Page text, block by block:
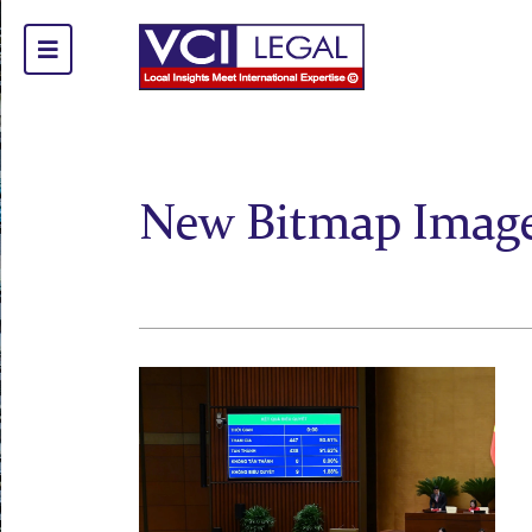
New Bitmap